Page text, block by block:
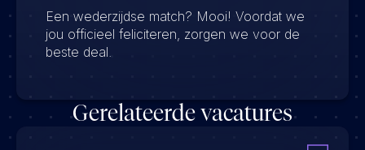
Een wederzijdse match? Mooi! Voordat we
jou officieel feliciteren, zorgen we voor de
beste deal.
Gerelateerde vacatures